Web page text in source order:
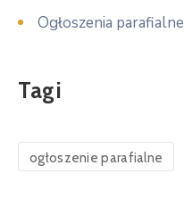
Ogłoszenia parafialne
Tagi
ogłoszenie parafialne